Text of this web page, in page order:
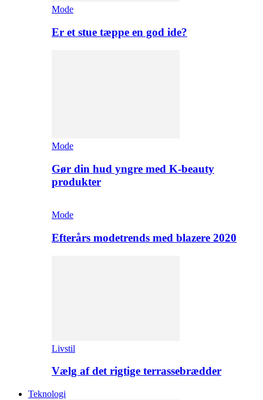
Mode
Er et stue tæppe en god ide?
Mode
Gør din hud yngre med K-beauty
produkter
Mode
Efterårs modetrends med blazere 2020
Livstil
Vælg af det rigtige terrassebrædder
Teknologi